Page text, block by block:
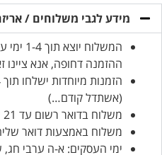
מידע לגבי משלוחים /
המשלוח
ההזמנה דחופה, אנא ציינו
(אשתדל קודם…)
משלוח בדואר רשום עד 21 ימי עסקים.
משלוח באמצעות דואר שליחים
ימי העסקים: א-ה ערבי חג,